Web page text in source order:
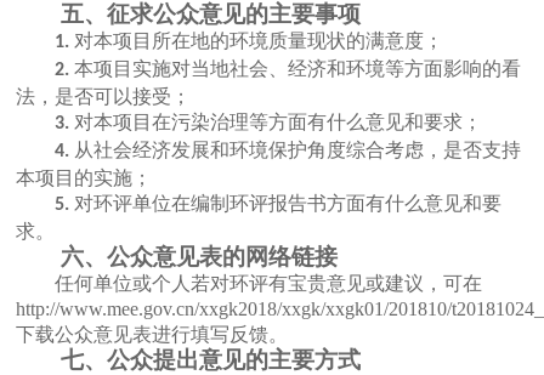
五、征求公众意见的主要事项
1.对本项目所在地的环境质量现状的满意度；
2.本项目实施对当地社会、经济和环境等方面影响的看
法，是否可以接受；
3.对本项目在污染治理等方面有什么意见和要求；
4.从社会经济发展和环境保护角度综合考虑，是否支持
本项目的实施；
5.对环评单位在编制环评报告书方面有什么意见和要
求。
六、公众意见表的网络链接
任何单位或个人若对环评有宝贵意见或建议，可在
http://www.mee.gov.cn/xxgk2018/xxgk/xxgk01/201810/
下载公众意见表进行填写反馈。
七、公众提出意见的主要方式